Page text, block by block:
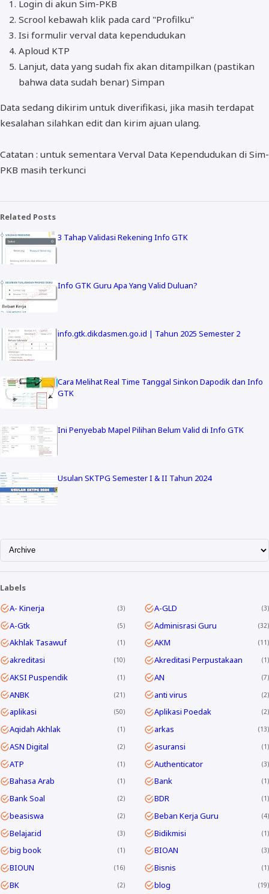
Login di akun Sim-PKB
Scrool kebawah klik pada card "Profilku"
Isi formulir verval data kependudukan
Aploud KTP
Lanjut, data yang sudah fix akan ditampilkan (pastikan
bahwa data sudah benar) Simpan
Data sedang dikirim untuk diverifikasi, jika masih terdapat
kesalahan silahkan edit dan kirim ajuan ulang.
Catatan : untuk sementara Verval Data Kependudukan di Sim-
PKB masih terkunci
Related Posts
3 Tahap Validasi Rekening Info GTK
Info GTK Guru Apa Yang Valid Duluan?
info.gtk.dikdasmen.go.id | Tahun 2025 Semester 2
Cara Melihat Real Time Tanggal Sinkon Dapodik dan Info
GTK
Ini Penyebab Mapel Pilihan Belum Valid di Info GTK
Usulan SKTPG Semester I & II Tahun 2024
Labels
A- Kinerja
3 A-GLD 3
A-Gtk 5 Adminisrasi Guru 32
Akhlak Tasawuf 1 AKM 11
akreditasi 10 Akreditasi Perpustakaan 1
AKSI Puspendik 1 AN 7
ANBK 21 anti virus 2
aplikasi 50 Aplikasi Poedak 2
Aqidah Akhlak 1 arkas 13
ASN Digital 2 asuransi 1
ATP 1 Authenticator 3
Bahasa Arab 1 Bank 1
Bank Soal 2 BDR 1
beasiswa 2 Beban Kerja Guru 4
Belajar.id 3 Bidikmisi 1
big book 1 BIOAN 3
BIOUN 16 Bisnis 1
BK 2 blog 19